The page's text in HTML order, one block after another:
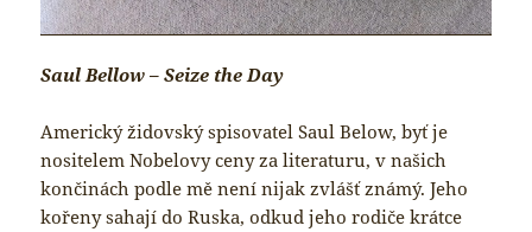
Saul Bellow – Seize the Day
Americký židovský spisovatel Saul Below, byť je
nositelem Nobelovy ceny za literaturu, v našich
končinách podle mě není nijak zvlášť známý. Jeho
kořeny sahají do Ruska, odkud jeho rodiče krátce